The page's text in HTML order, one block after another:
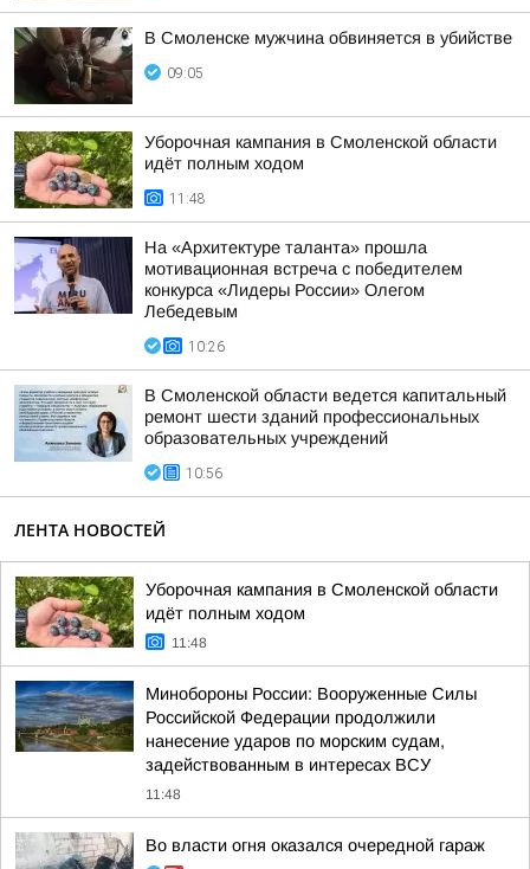
В Смоленске мужчина обвиняется в убийстве
09:05
Уборочная кампания в Смоленской области
идёт полным ходом
11:48
На «Архитектуре таланта» прошла
мотивационная встреча с победителем
конкурса «Лидеры России» Олегом
Лебедевым
10:26
В Смоленской области ведется капитальный
ремонт шести зданий профессиональных
образовательных учреждений
10:56
ЛЕНТА НОВОСТЕЙ
Уборочная кампания в Смоленской области
идёт полным ходом
11:48
Минобороны России: Вооруженные Силы
Российской Федерации продолжили
нанесение ударов по морским судам,
задействованным в интересах ВСУ
11:48
Во власти огня оказался очередной гараж